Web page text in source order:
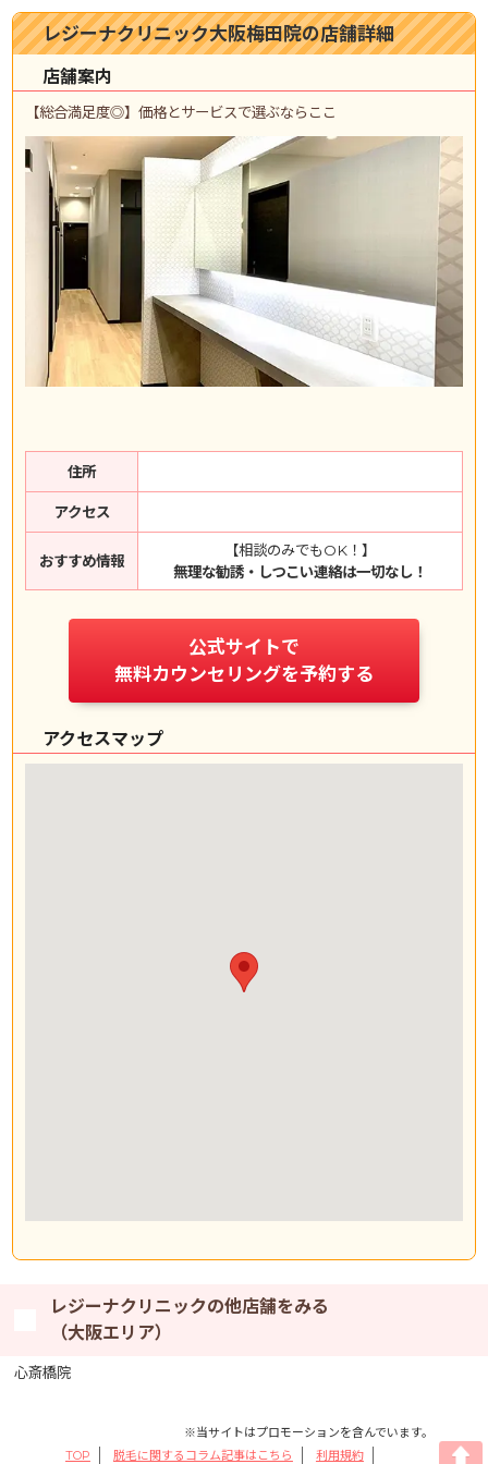
レジーナクリニック大阪梅田院の店舗詳細
店舗案内
【総合満足度◎】価格とサービスで選ぶならここ
住所
アクセス
おすすめ情報
【相談のみでもOK！】
無理な勧誘・しつこい連絡は一切なし！
公式サイトで
無料カウンセリングを予約する
アクセスマップ
レジーナクリニックの他店舗をみる
（大阪エリア）
心斎橋院
※当サイトはプロモーションを含んでいます。
TOP
脱毛に関するコラム記事はこちら 利用規約